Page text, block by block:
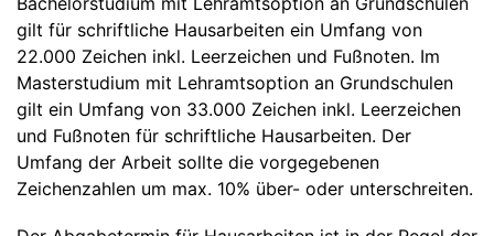
gilt für schriftliche Hausarbeiten ein Umfang von
22.000 Zeichen inkl. Leerzeichen und Fußnoten. Im
Masterstudium mit Lehramtsoption an Grundschulen
gilt ein Umfang von 33.000 Zeichen inkl. Leerzeichen
und Fußnoten für schriftliche Hausarbeiten. Der
Umfang der Arbeit sollte die vorgegebenen
Zeichenzahlen um max. 10% über- oder unterschreiten.